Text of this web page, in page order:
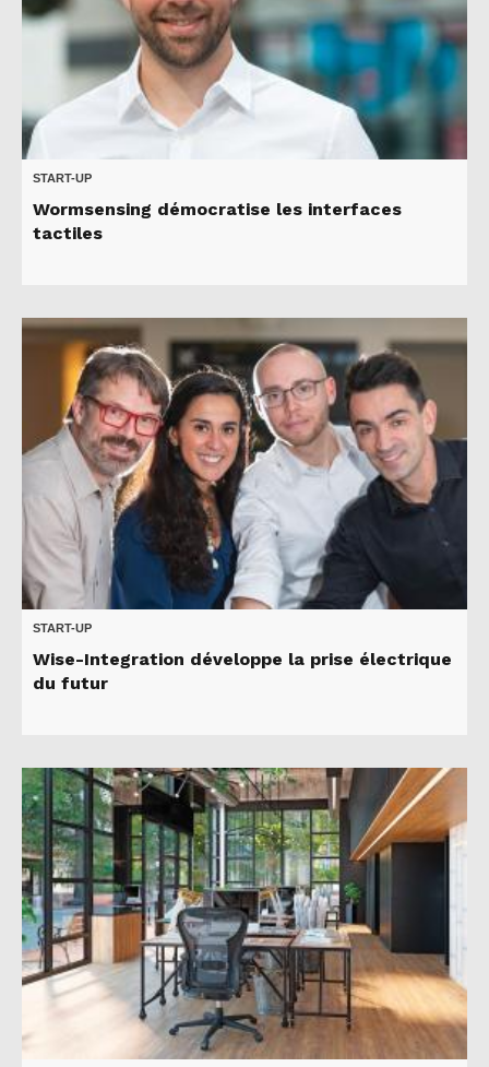
START-UP
Wormsensing démocratise les interfaces
tactiles
START-UP
Wise-Integration développe la prise électrique
du futur